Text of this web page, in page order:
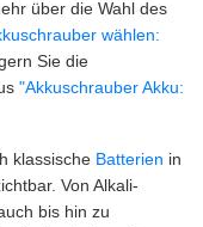
über die Wahl des
wählen:
Sie die
"Akkuschrauber Akku:
klassische Batterien in
Von Alkali-
bis hin zu